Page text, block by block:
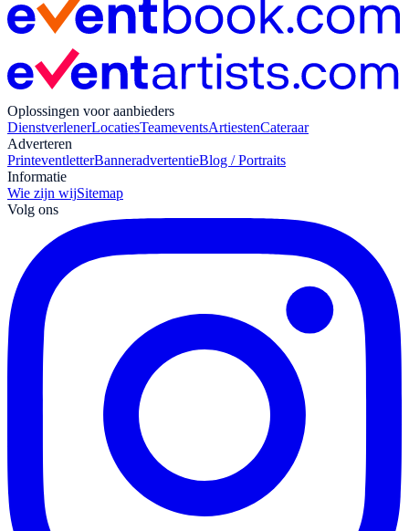
Oplossingen voor aanbieders
DienstverlenerLocatiesTeameventsArtiestenCateraar
Adverteren
PrinteventletterBanneradvertentieBlog / Portraits
Informatie
Wie zijn wijSitemap
Volg ons